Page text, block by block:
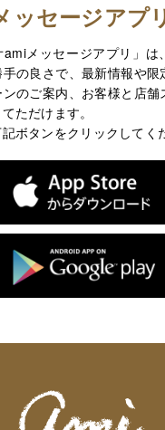
ッセージアプ
amiメッセージアプリ」は
の良さで、最新情報や
のご案内、お客様と店舗
ただけます。
ボタンをクリックしてく